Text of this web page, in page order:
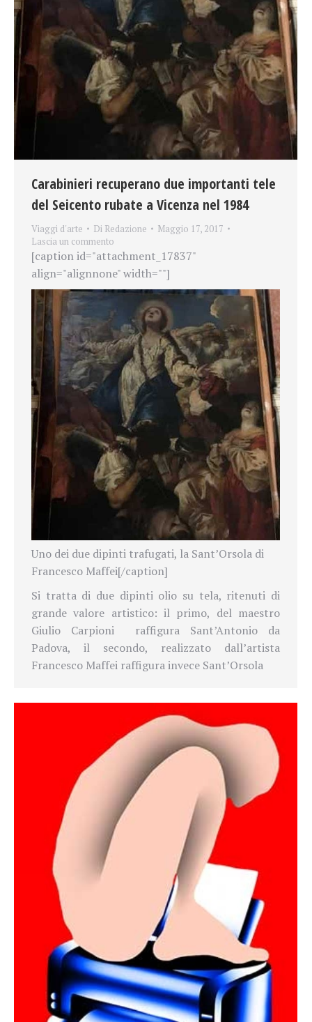
Carabinieri recuperano due importanti tele
del Seicento rubate a Vicenza nel 1984
Viaggi d'arte Di Redazione
Maggio 17, 2017
Lascia un commento
[caption id="attachment_17837"
align="alignnone" width=""]
Uno dei due dipinti trafugati, la Sant’Orsola di
Francesco Maffei[/caption]
Si tratta di due dipinti olio su tela, ritenuti di
grande valore artistico: il primo, del maestro
Giulio Carpioni raffigura Sant’Antonio da
Padova, il secondo, realizzato dall’artista
Francesco Maffei raffigura invece Sant’Orsola